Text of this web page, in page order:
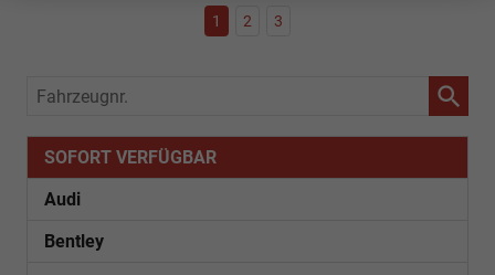
1 2 3
Fahrzeugnr.
SOFORT VERFÜGBAR
Audi
Bentley